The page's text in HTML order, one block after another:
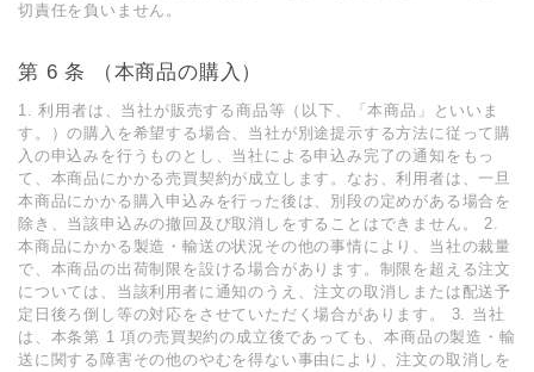
切責任を負いません。
第 6 条 （本商品の購⼊）
1. 利⽤者は、当社が販売する商品等（以下、「本商品」といいま
す。）の購⼊を希望する場合、当社が別途提⽰する⽅法に従って購
⼊の申込みを⾏うものとし、当社による申込み完了の通知をもっ
て、本商品にかかる売買契約が成⽴します。なお、利⽤者は、⼀旦
本商品にかかる購⼊申込みを⾏った後は、別段の定めがある場合を
除き、当該申込みの撤回及び取消しをすることはできません。 2.
本商品にかかる製造・輸送の状況その他の事情により、当社の裁量
で、本商品の出荷制限を設ける場合があります。制限を超える注⽂
については、当該利⽤者に通知のうえ、注⽂の取消しまたは配送予
定⽇後ろ倒し等の対応をさせていただく場合があります。 3. 当社
は、本条第 1 項の売買契約の成⽴後であっても、本商品の製造・輸
送に関する障害その他のやむを得ない事由により、注⽂の取消しを